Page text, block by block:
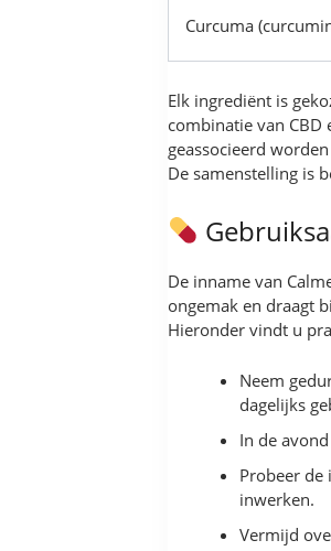
Curcuma
Elk ingrediënt is
combinatie van
geassocieerd
De samenstelling is
De inname van
ongemak en draagt
Hieronder vindt u
Neem
dagelijks
In de
Probeer de
inwerken.
Vermijd